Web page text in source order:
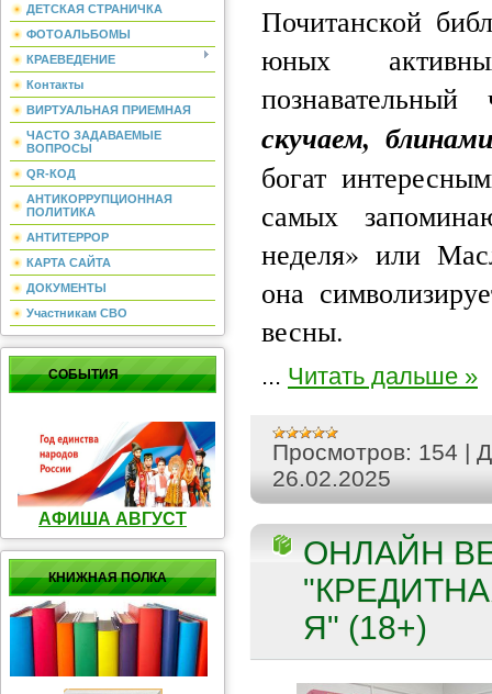
ДЕТСКАЯ СТРАНИЧКА
ФОТОАЛЬБОМЫ
КРАЕВЕДЕНИЕ
Контакты
ВИРТУАЛЬНАЯ ПРИЕМНАЯ
ЧАСТО ЗАДАВАЕМЫЕ
ВОПРОСЫ
QR-КОД
АНТИКОРРУПЦИОННАЯ
ПОЛИТИКА
АНТИТЕРРОР
КАРТА САЙТА
ДОКУМЕНТЫ
Участникам СВО
СОБЫТИЯ
АФИША АВГУСТ
КНИЖНАЯ ПОЛКА
Почитанской
юных
скучаем,
богат
самых
неделя» или
она
весны.
... Читать дальше »
Просмотров: 154 |
26.02.2025
ОНЛАЙН
Я" (18+)